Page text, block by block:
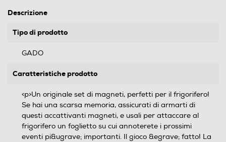
Descrizione
Tipo di prodotto
GADO
Caratteristiche prodotto
<p>Un originale set di magneti, perfetti per il frigorifero!
Se hai una scarsa memoria, assicurati di armarti di
questi accattivanti magneti, e usali per attaccare al
frigorifero un foglietto su cui annoterete i prossimi
eventi pi&ugrave; importanti. Il gioco &egrave; fatto! La